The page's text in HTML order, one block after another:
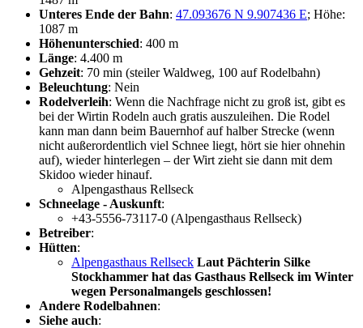
Unteres Ende der Bahn: 47.093676 N 9.907436 E; Höhe:
1087 m
Höhenunterschied: 400 m
Länge: 4.400 m
Gehzeit: 70 min (steiler Waldweg, 100 auf Rodelbahn)
Beleuchtung: Nein
Rodelverleih: Wenn die Nachfrage nicht zu groß ist, gibt es
bei der Wirtin Rodeln auch gratis auszuleihen. Die Rodel
kann man dann beim Bauernhof auf halber Strecke (wenn
nicht außerordentlich viel Schnee liegt, hört sie hier ohnehin
auf), wieder hinterlegen – der Wirt zieht sie dann mit dem
Skidoo wieder hinauf.
Alpengasthaus Rellseck
Schneelage - Auskunft:
+43-5556-73117-0 (Alpengasthaus Rellseck)
Betreiber:
Hütten:
Alpengasthaus Rellseck Laut Pächterin Silke
Stockhammer hat das Gasthaus Rellseck im Winter
wegen Personalmangels geschlossen!
Andere Rodelbahnen:
Siehe auch: